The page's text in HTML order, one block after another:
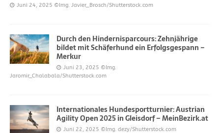
Juni 24, 2025 ©Img. Javier_Brosch/Shutterstock.com
Durch den Hindernisparcours: Zehnjährige
bildet mit Schäferhund ein Erfolgsgespann –
Merkur
Juni 23, 2025 ©Img.
Jaromir_Chalabala/Shutterstock.com
Internationales Hundesportturnier: Austrian
Agility Open 2025 in Gleisdorf – MeinBezirk.at
Juni 22, 2025 ©Img. dezy/Shutterstock.com